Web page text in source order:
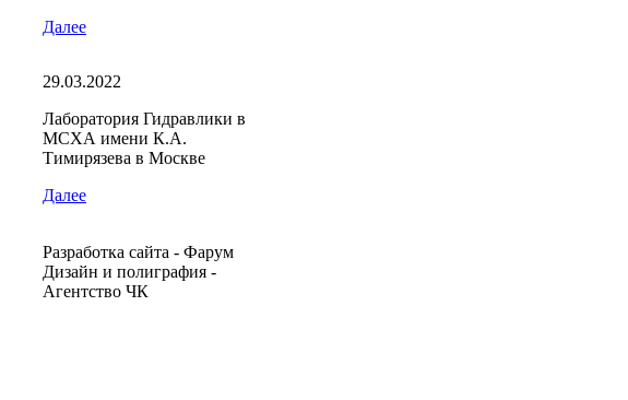
Далее
29.03.2022
Лаборатория Гидравлики в
МСХА имени К.А.
Тимирязева в Москве
Далее
Разработка сайта - Фарум
Дизайн и полиграфия -
Агентство ЧК